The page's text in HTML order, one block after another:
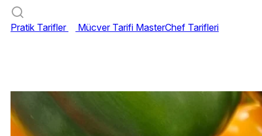
Pratik Tarifler Mücver Tarifi MasterChef Tarifleri